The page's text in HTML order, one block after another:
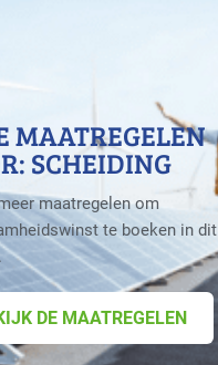
MAATREGELEN
SCHEIDING
maatregelen om
te boeken in dit
DE MAATREGELEN